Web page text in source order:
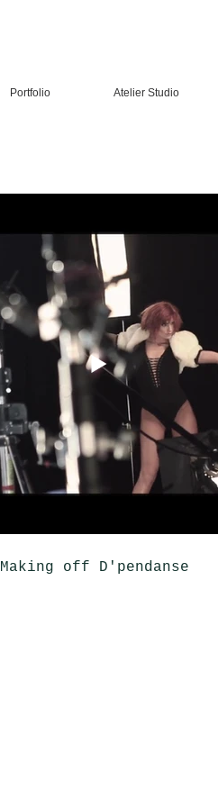
Portfolio Atelier Studio
Making off D'pendanse